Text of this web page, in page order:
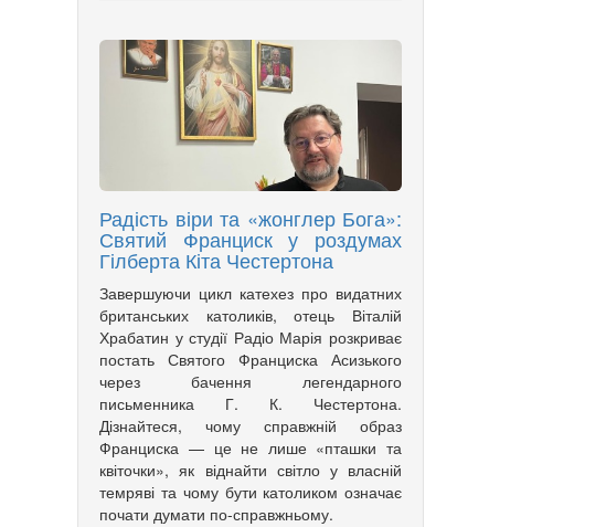
Радість віри та «жонглер Бога»:
Святий Франциск у роздумах
Гілберта Кіта Честертона
Завершуючи цикл катехез про видатних
британських католиків, отець Віталій
Храбатин у студії Радіо Марія розкриває
постать Святого Франциска Асизького
через бачення легендарного
письменника Г. К. Честертона.
Дізнайтеся, чому справжній образ
Франциска — це не лише «пташки та
квіточки», як віднайти світло у власній
темряві та чому бути католиком означає
почати думати по-справжньому.